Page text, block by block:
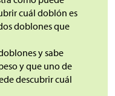
cuál doblón es
doblones que
y sabe
y que uno de
descubrir cuál